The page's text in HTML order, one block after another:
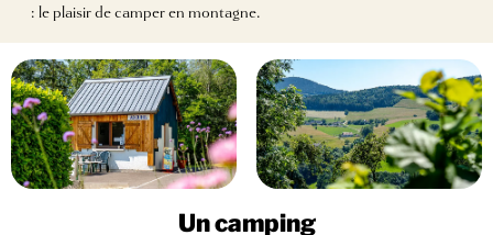
: le plaisir de camper en montagne.
Un camping